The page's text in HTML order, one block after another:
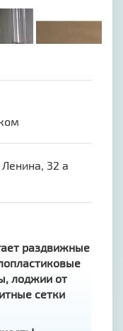
32 а
раздвижные
лоджии от
сетки